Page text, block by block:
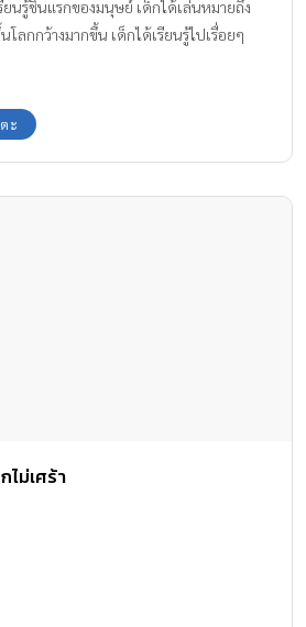
ยนรู้ชิ้นแรกของมนุษย์ เด็กได้เล่นหมายถึง
โลกกว้างมากขึ้น เด็กได้เรียนรู้ไปเรื่อยๆ
ะ
ไม่เศร้า